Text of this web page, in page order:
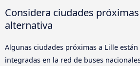
Considera ciudades
alternativa
Algunas ciudades próximas a Lille
integradas en la red de buses